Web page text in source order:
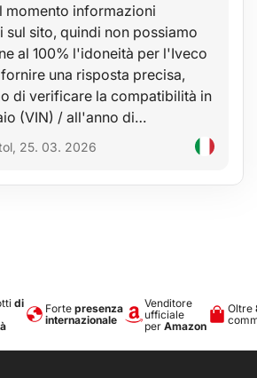
momento informazioni
sul sito, quindi non possiamo
al 100% l'idoneità per l'Iveco
una risposta precisa,
di verificare la compatibilità in
(VIN) / all'anno di…
25. 03. 2026
di
Forte presenza
internazionale
Venditore
ufficiale
per Amazon
Oltre